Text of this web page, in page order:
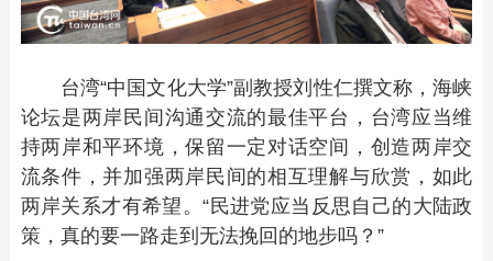
台湾“中国文化大学”副教授刘性仁撰文称，海峡
论坛是两岸民间沟通交流的最佳平台，台湾应当维
持两岸和平环境，保留一定对话空间，创造两岸交
流条件，并加强两岸民间的相互理解与欣赏，如此
两岸关系才有希望。“民进党应当反思自己的大陆政
策，真的要一路走到无法挽回的地步吗？”